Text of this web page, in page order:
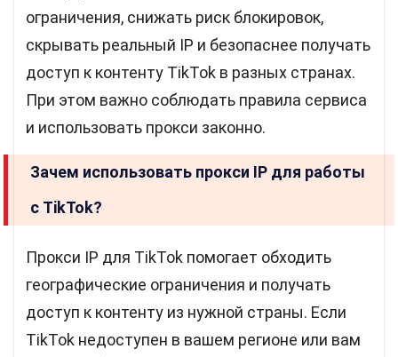
ограничения, снижать риск блокировок,
скрывать реальный IP и безопаснее получать
доступ к контенту TikTok в разных странах.
При этом важно соблюдать правила сервиса
и использовать прокси законно.
Зачем использовать прокси IP для работы
с TikTok?
Прокси IP для TikTok помогает обходить
географические ограничения и получать
доступ к контенту из нужной страны. Если
TikTok недоступен в вашем регионе или вам